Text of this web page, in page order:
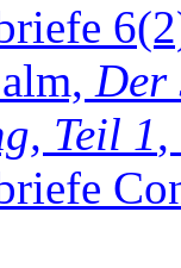
Der
Teil 1,